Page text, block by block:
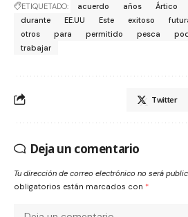
ETIQUETADO: acuerdo años Ártico
durante
EE.UU Este exitoso
otros
para permitido pesca
trabajar
Twitter
Deja un comentario
Tu dirección de correo electrónico no será
obligatorios están marcados con *